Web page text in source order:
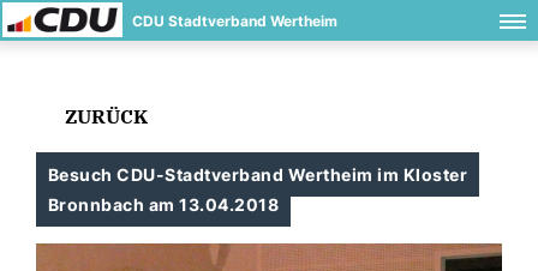
CDU Stadtverband Wertheim
ZURÜCK
Besuch CDU-Stadtverband Wertheim im Kloster
Bronnbach am 13.04.2018